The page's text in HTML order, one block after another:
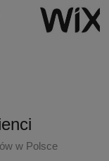
w Polsce